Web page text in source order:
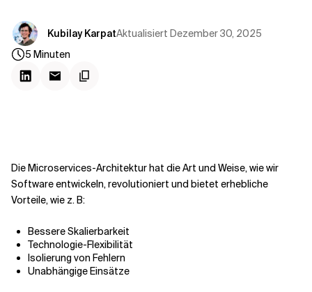
Kubilay KarpatAktualisiert Dezember 30, 2025
5 Minuten
Die Microservices-Architektur hat die Art und Weise, wie wir
Software entwickeln, revolutioniert und bietet erhebliche
Vorteile, wie z. B:
Bessere Skalierbarkeit
Technologie-Flexibilität
Isolierung von Fehlern
Unabhängige Einsätze